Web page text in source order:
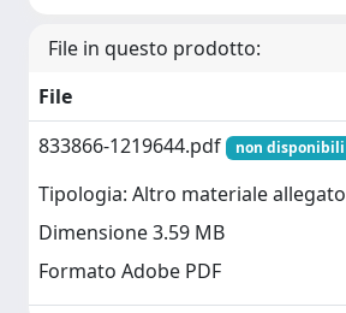
File in questo prodotto:
File
833866-1219644.pdf
non disponibili
Tipologia: Altro materiale allegato
Dimensione 3.59 MB
Formato Adobe PDF